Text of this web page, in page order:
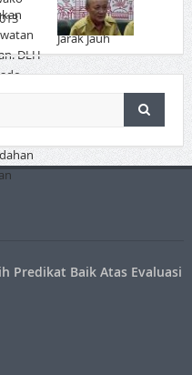
Predikat Baik Atas Evaluasi